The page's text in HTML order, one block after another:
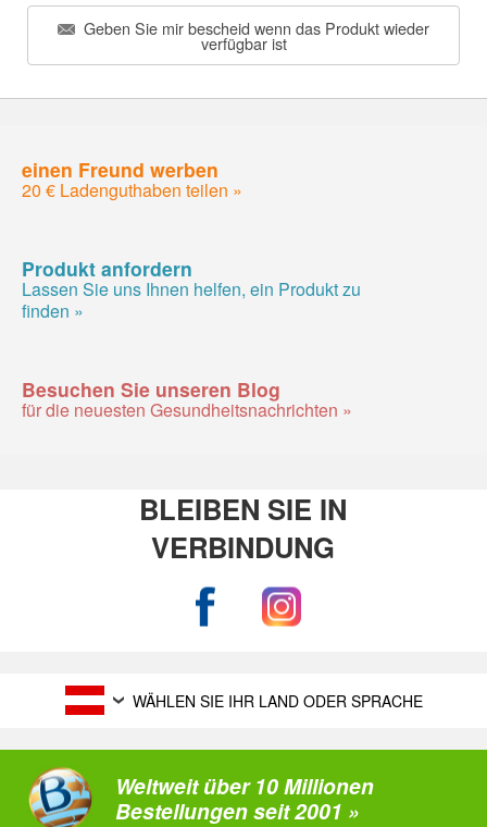
Geben Sie mir bescheid wenn das Produkt wieder
verfügbar ist
einen Freund werben
20 € Ladenguthaben teilen »
Produkt anfordern
Lassen Sie uns Ihnen helfen, ein Produkt zu
finden »
Besuchen Sie unseren Blog
für die neuesten Gesundheitsnachrichten »
BLEIBEN SIE IN
VERBINDUNG
WÄHLEN SIE IHR LAND ODER SPRACHE
Weltweit über 10 Millionen
Bestellungen seit 2001 »